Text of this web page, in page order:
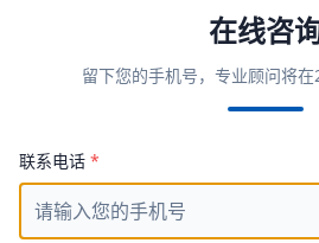
在线咨
留下您的手机号，专业顾问将
联系电话 *